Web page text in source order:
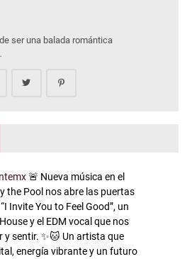
ser una balada romántica
🚨 Nueva música en el
the Pool nos abre las puertas
Invite You to Feel Good”, un
y el EDM vocal que nos
y sentir. ✨🐱 Un artista que
energía vibrante y un futuro